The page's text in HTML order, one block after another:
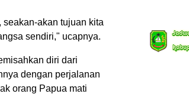
seakan-akan tujuan kita
sendiri," ucapnya.
diri dari
dengan perjalanan
orang Papua mati